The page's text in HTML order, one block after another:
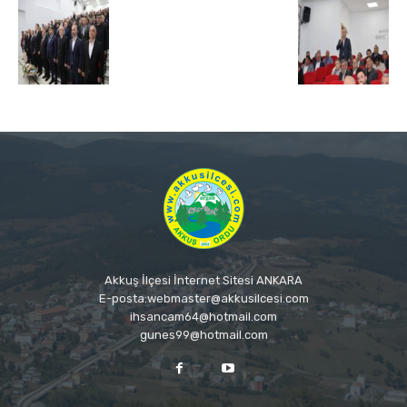
Akkuş İlçesi İnternet Sitesi ANKARA
E-posta:webmaster@akkusilcesi.com
ihsancam64@hotmail.com
gunes99@hotmail.com